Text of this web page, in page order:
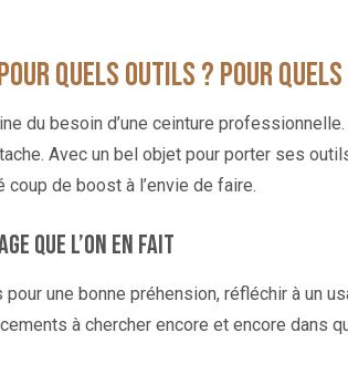
quels outils ? pour
du besoin d’une ceinture
Avec un bel objet pour porter ses
coup de boost à l’envie de faire.
que l’on en fait
une bonne préhension, réfléchir à un
à chercher encore et encore dans